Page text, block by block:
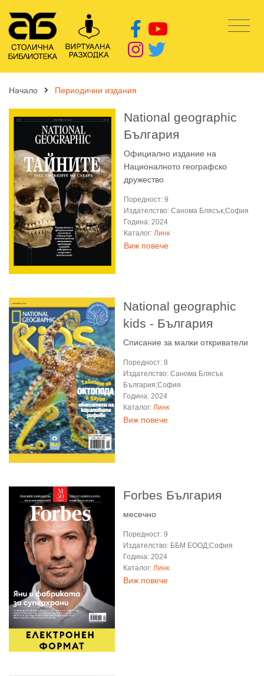
Начало Периодични издания
National geographic
България
Официално издание на
Националното географско
дружество
Поредност: 9
Издателство: Санома Блясък;София
Година: 2024
Каталог: Линк
Виж повече
National geographic
kids - България
Списание за малки откриватели
Поредност: 8
Издателство: Санома Блясък
България;София
Година: 2024
Каталог:Линк
Виж повече
Forbes България
месечно
Поредност: 9
Издателство: ББМ ЕООД;София
Година: 2024
Каталог:Линк
Виж повече